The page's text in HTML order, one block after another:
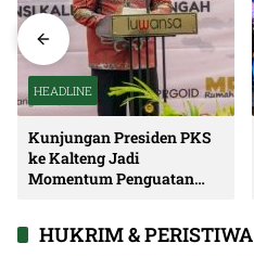
HEADLINE
Kunjungan Presiden PKS
ke Kalteng Jadi
Momentum Penguatan
HUKRIM & PERISTIWA